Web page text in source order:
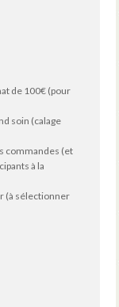
de 100€ (pour
soin (calage
commandes (et
à la
(à sélectionner